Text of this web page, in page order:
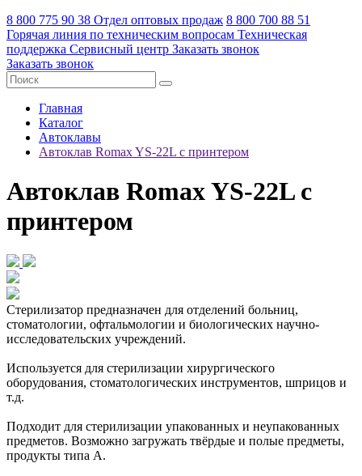
8 800 775 90 38 Отдел оптовых продаж 8 800 700 88 51
Горячая линия по техническим вопросам Техническая
поддержка Сервисный центр Заказать звонок
Заказать звонок
Главная
Каталог
Автоклавы
Автоклав Romax YS-22L с принтером
Автоклав Romax YS-22L с
принтером
Стерилизатор предназначен для отделений больниц,
стоматологии, офтальмологии и биологических научно-
исследовательских учреждений.
Используется для стерилизации хирургического
оборудования, стоматологических инструментов, шприцов и
т.д.
Подходит для стерилизации упакованных и неупакованных
предметов. Возможно загружать твёрдые и полые предметы,
продукты типа А.